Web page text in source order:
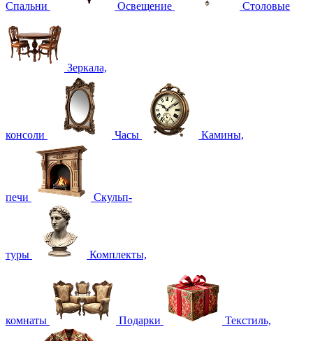
Спальни Освещение Столовые
Зеркала,
консоли Часы Камины,
печи Скульп-
туры Комплекты,
комнаты Подарки Текстиль,